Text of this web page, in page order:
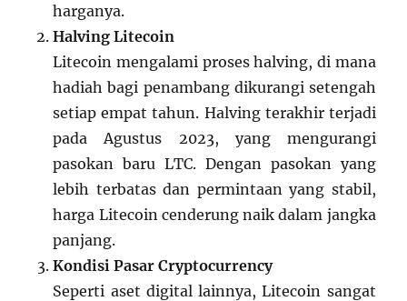
harganya.
Halving Litecoin
Litecoin mengalami proses halving, di mana
hadiah bagi penambang dikurangi setengah
setiap empat tahun. Halving terakhir terjadi
pada Agustus 2023, yang mengurangi
pasokan baru LTC. Dengan pasokan yang
lebih terbatas dan permintaan yang stabil,
harga Litecoin cenderung naik dalam jangka
panjang.
Kondisi Pasar Cryptocurrency
Seperti aset digital lainnya, Litecoin sangat